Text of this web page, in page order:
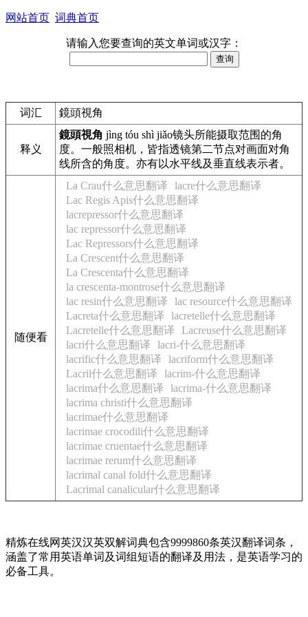
网站首页 词典首页
请输入您要查询的英文单词或汉字：
词汇 鏡頭視角
释义
鏡頭視角 jìng tóu shì jiǎo镜头所能摄取范围的角
度。一般照相机，皆指透镜第二节点对画面对角
线所含的角度。亦有以水平线及垂直线表示者。
随便看
La Crau什么意思翻译
lacre什么意思翻译
Lac Regis Apis什么意思翻译
lacrepressor什么意思翻译
lac repressor什么意思翻译
Lac Repressors什么意思翻译
La Crescent什么意思翻译
La Crescenta什么意思翻译
la crescenta-montrose什么意思翻译
lac resin什么意思翻译
lac resource什么意思翻译
Lacreta什么意思翻译
lacretelle什么意思翻译
Lacretelle什么意思翻译
Lacreuse什么意思翻译
lacri什么意思翻译
lacri-什么意思翻译
lacrific什么意思翻译
lacriform什么意思翻译
Lacril什么意思翻译
lacrim-什么意思翻译
lacrima什么意思翻译
lacrima-什么意思翻译
lacrima christi什么意思翻译
lacrimae什么意思翻译
lacrimae crocodili什么意思翻译
lacrimae cruentae什么意思翻译
lacrimae rerum什么意思翻译
lacrimal canal fold什么意思翻译
Lacrimal canalicular什么意思翻译
精炼在线网英汉汉英双解词典包含9999860条英汉翻译词条，
涵盖了常用英语单词及词组短语的翻译及用法，是英语学习的
必备工具。